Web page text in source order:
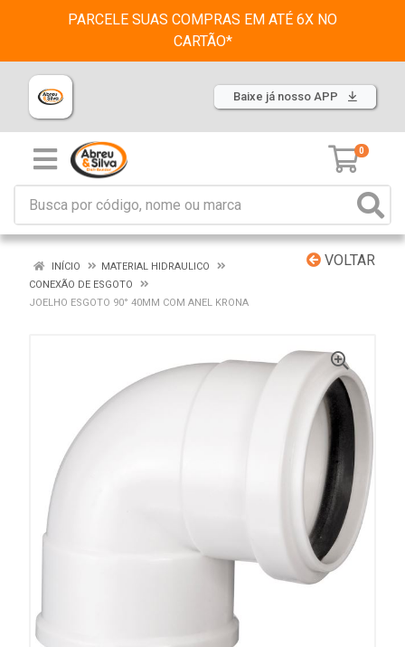
PARCELE SUAS COMPRAS EM ATÉ 6X NO
CARTÃO*
Baixe já nosso APP
0
VOLTAR
INÍCIO
MATERIAL HIDRAULICO
CONEXÃO DE ESGOTO
JOELHO ESGOTO 90° 40MM COM ANEL KRONA